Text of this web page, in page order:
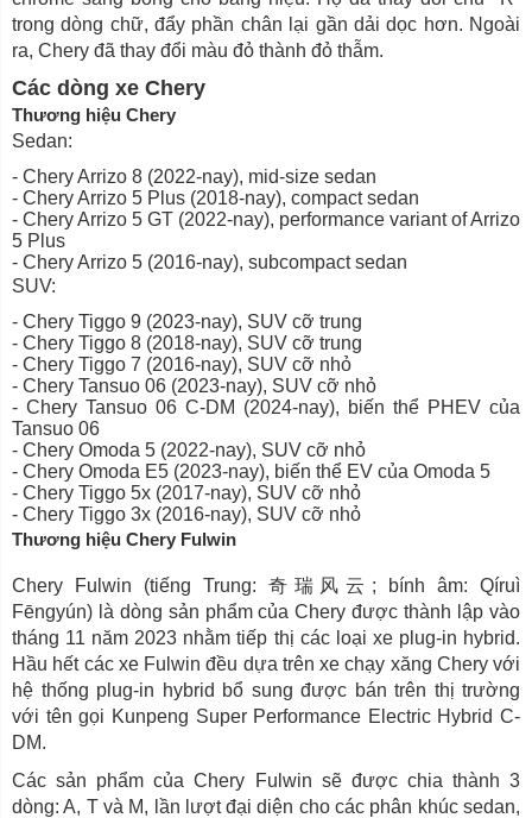
trong dòng chữ, đẩy phần chân lại gần dải dọc hơn. Ngoài
ra, Chery đã thay đổi màu đỏ thành đỏ thẫm.
Các dòng xe Chery
Thương hiệu Chery
Sedan:
- Chery Arrizo 8 (2022-nay), mid-size sedan
- Chery Arrizo 5 Plus (2018-nay), compact sedan
- Chery Arrizo 5 GT (2022-nay), performance variant of Arrizo
5 Plus
- Chery Arrizo 5 (2016-nay), subcompact sedan
SUV:
- Chery Tiggo 9 (2023-nay), SUV cỡ trung
- Chery Tiggo 8 (2018-nay), SUV cỡ trung
- Chery Tiggo 7 (2016-nay), SUV cỡ nhỏ
- Chery Tansuo 06 (2023-nay), SUV cỡ nhỏ
- Chery Tansuo 06 C-DM (2024-nay), biến thể PHEV của
Tansuo 06
- Chery Omoda 5 (2022-nay), SUV cỡ nhỏ
- Chery Omoda E5 (2023-nay), biến thể EV của Omoda 5
- Chery Tiggo 5x (2017-nay), SUV cỡ nhỏ
- Chery Tiggo 3x (2016-nay), SUV cỡ nhỏ
Thương hiệu Chery Fulwin
Chery Fulwin (tiếng Trung: 奇瑞风云; bính âm: Qíruì
Fēngyún) là dòng sản phẩm của Chery được thành lập vào
tháng 11 năm 2023 nhằm tiếp thị các loại xe plug-in hybrid.
Hầu hết các xe Fulwin đều dựa trên xe chạy xăng Chery với
hệ thống plug-in hybrid bổ sung được bán trên thị trường
với tên gọi Kunpeng Super Performance Electric Hybrid C-
DM.
Các sản phẩm của Chery Fulwin sẽ được chia thành 3
dòng: A, T và M, lần lượt đại diện cho các phân khúc sedan,